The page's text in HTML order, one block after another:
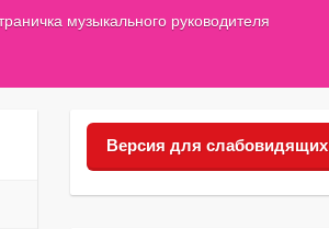
музыкального руководителя
Версия для слабовидящих